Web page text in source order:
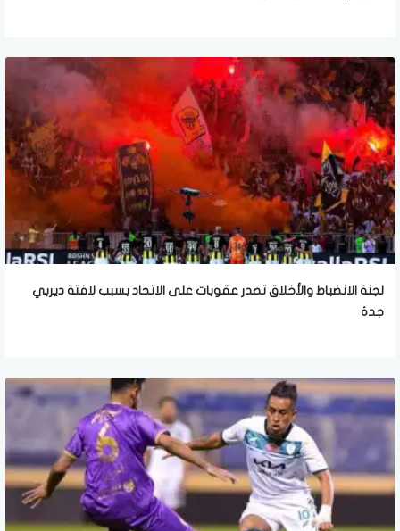
لجنة الانضباط والأخلاق تصدر عقوبات على الاتحاد بسبب لافتة ديربي
جدة